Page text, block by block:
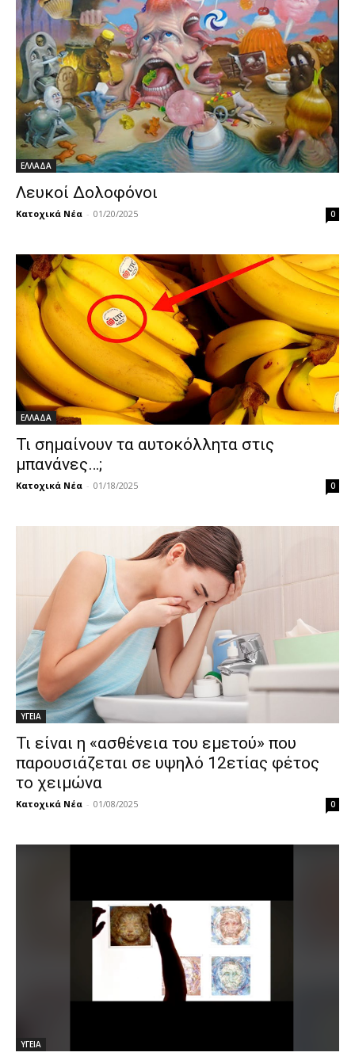
ΕΛΛΑΔΑ
Λευκοί Δολοφόνοι
Κατοχικά Νέα - 01/20/2025 0
ΕΛΛΑΔΑ
Τι σημαίνουν τα αυτοκόλλητα στις
μπανάνες…;
Κατοχικά Νέα - 01/18/2025 0
ΥΓΕΙΑ
Τι είναι η «ασθένεια του εμετού» που
παρουσιάζεται σε υψηλό 12ετίας φέτος
το χειμώνα
Κατοχικά Νέα - 01/08/2025 0
ΥΓΕΙΑ